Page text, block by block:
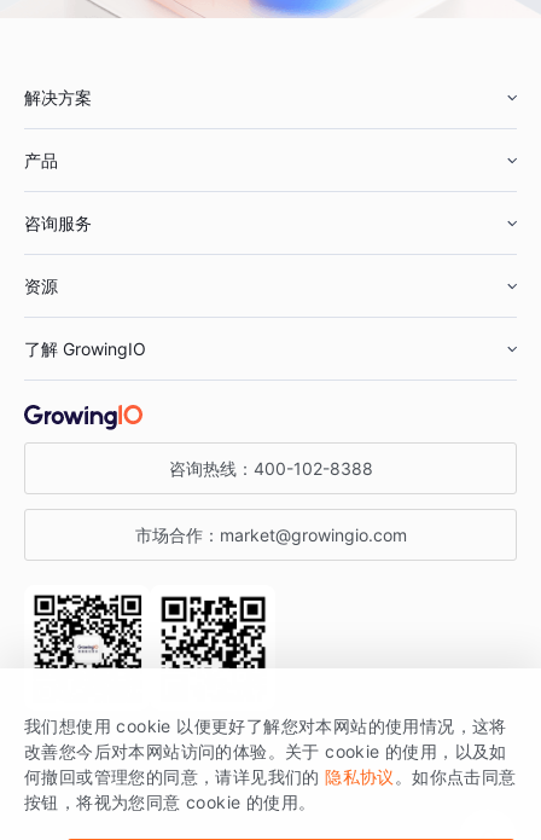
解决方案
鞋服行业
汽车行业
金融行业
产品
智能运营
获客分析
咨询服务
资源
增长公开课
增长博客
开发者文档
SDK 文档
场景指南
了解 GrowingIO
关于 GrowingIO
增长大会
行业活动
咨询热线： 400-102-8388
市场合作： market@growingio.com
关注公众号 获取更多干货
GrowingIO 是专注于数据智能分析与增长的品牌，核心平台为 GrowingIO
分析云。
我们想使用 cookie 以便更好了解您对本网站的使用情况，这将
改善您今后对本网站访问的体验。关于 cookie 的使用，以及如
何撤回或管理您的同意，请详见我们的 隐私协议 。如你点击同意
按钮，将视为您同意 cookie 的使用。